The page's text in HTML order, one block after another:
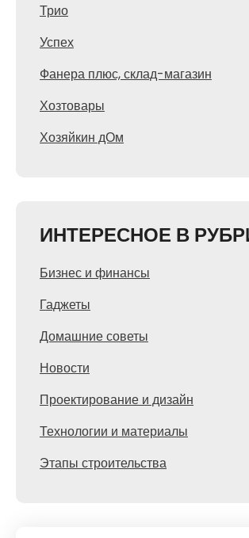
Трио
Успех
Фанера плюс, склад-магазин
Хозтовары
Хозяйкин дОм
ИНТЕРЕСНОЕ В
Бизнес и финансы
Гаджеты
Домашние советы
Новости
Проектирование и дизайн
Технологии и материалы
Этапы строительства